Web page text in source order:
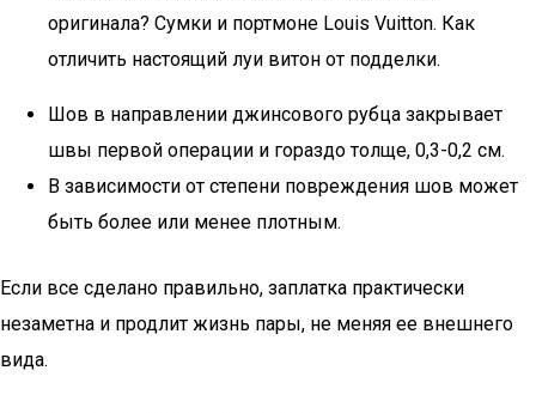
оригинала? Сумки и портмоне Louis Vuitton. Как
отличить настоящий луи витон от подделки.
Шов в направлении джинсового рубца закрывает
швы первой операции и гораздо толще, 0,3-0,2 см.
В зависимости от степени повреждения шов может
быть более или менее плотным.
Если все сделано правильно, заплатка практически
незаметна и продлит жизнь пары, не меняя ее внешнего
вида.